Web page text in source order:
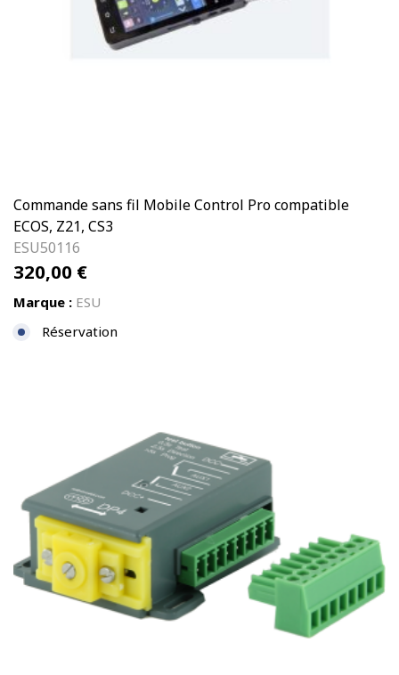
Commande sans fil Mobile Control Pro compatible
ECOS, Z21, CS3
ESU50116
320,00 €
Marque : ESU
Réservation